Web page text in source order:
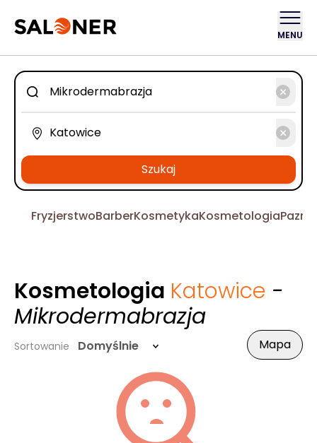
MENU
Szukaj
FryzjerstwoBarberKosmetykaKosmetologia
Kosmetologia Katowice -
Mikrodermabrazja
Sortowanie Domyślnie Mapa